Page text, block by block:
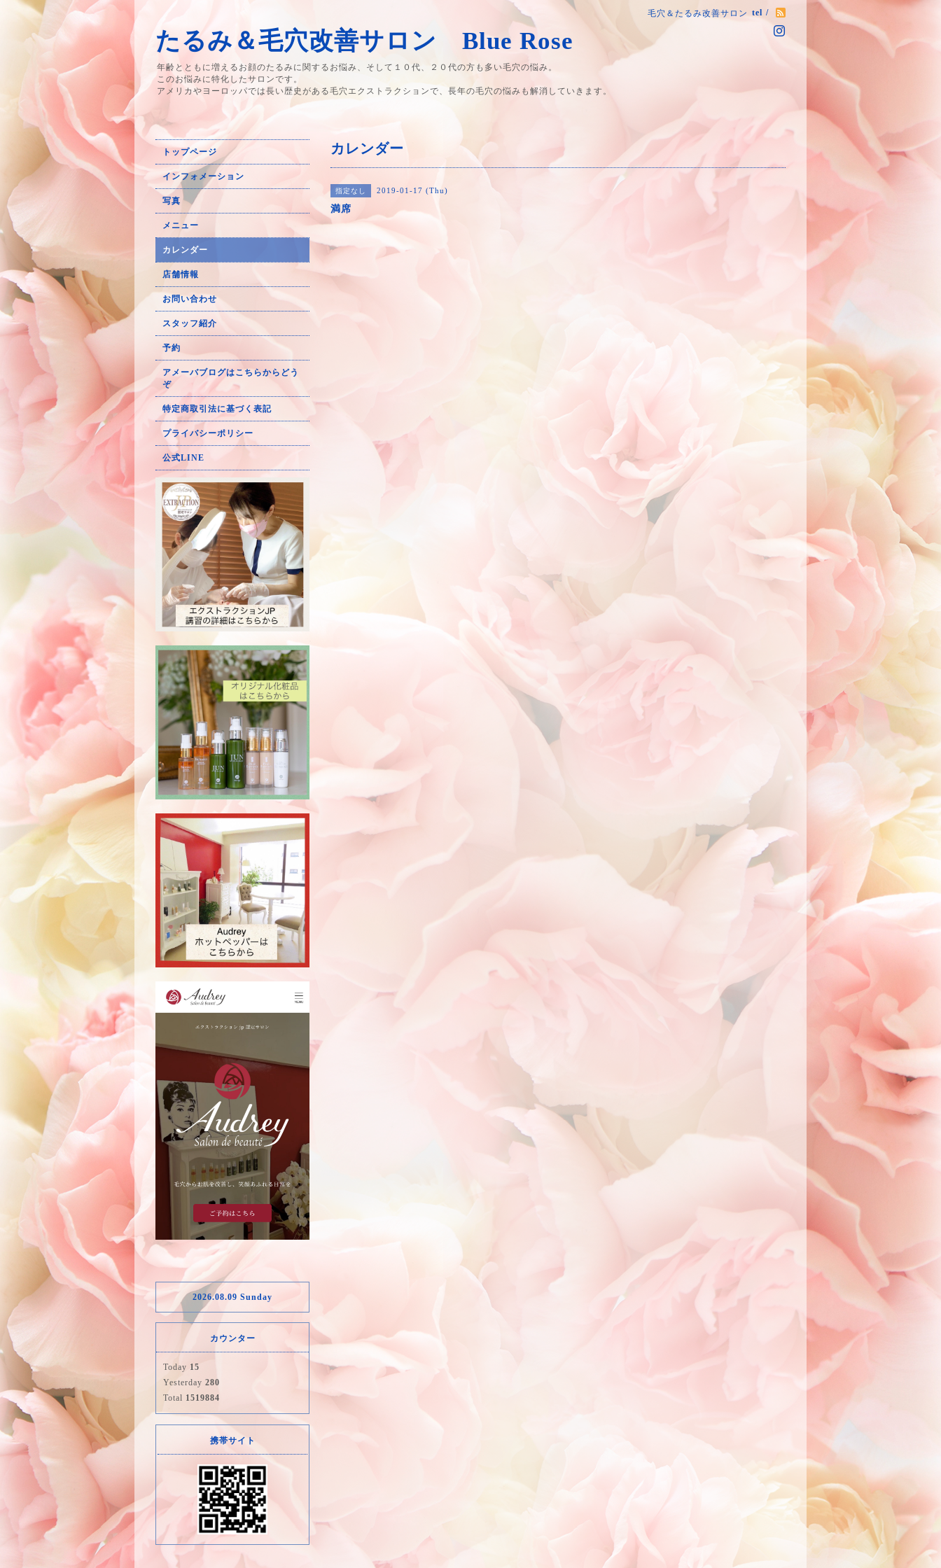
毛穴＆たるみ改善サロン tel /
たるみ＆毛穴改善サロン Blue Rose
年齢とともに増えるお顔のたるみに関するお悩み、そして１０代、２０代の方も多い毛穴の悩み。
このお悩みに特化したサロンです。
アメリカやヨーロッパでは長い歴史がある毛穴エクストラクションで、長年の毛穴の悩みも解消していきます。
カレンダー
指定なし 2019-01-17 (Thu)
満席
トップページ
インフォメーション
写真
メニュー
カレンダー
店舗情報
お問い合わせ
スタッフ紹介
予約
アメーバブログはこちらからどう
ぞ
特定商取引法に基づく表記
プライバシーポリシー
公式LINE
2026.08.09 Sunday
カウンター
Today 15
Yesterday 280
Total 1519884
携帯サイト